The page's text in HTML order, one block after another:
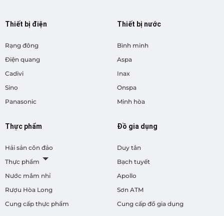
Thiết bị điện
Rạng đông
Điện quang
Cadivi
Sino
Panasonic
Thiết bị nước
Bình minh
Aspa
Inax
Onspa
Minh hòa
Thực phẩm
Hải sản côn đảo
Thực phẩm
Nước mắm nhỉ
Rượu Hòa Long
Cung cấp thực phẩm
Đồ gia dụng
Duy tân
Bạch tuyết
Apollo
Sơn ATM
Cung cấp đồ gia dụng